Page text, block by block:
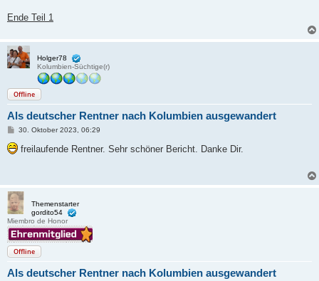
Ende Teil 1
Holger78
Kolumbien-Süchtige(r)
Offline
Als deutscher Rentner nach Kolumbien ausgewandert
B
i
t
30. Oktober 2023, 06:29
freilaufende Rentner. Sehr schöner Bericht. Danke Dir.
Themenstarter
gordito54
Miembro de Honor
Offline
Als deutscher Rentner nach Kolumbien ausgewandert